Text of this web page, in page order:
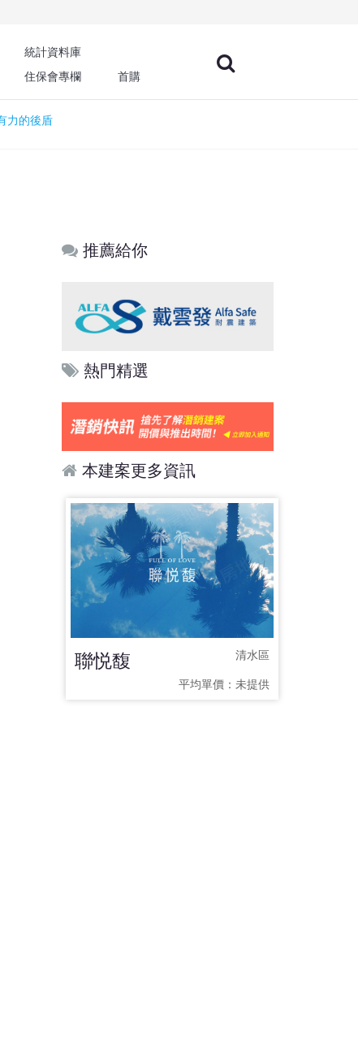
統計資料庫
住保會專欄 首購
力的後盾
推薦給你
熱門精選
本建案更多資訊
聯悦馥 清水區
平均單價：未提供